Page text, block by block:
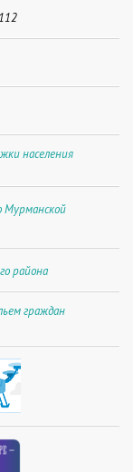
населения
Мурманской
района
граждан